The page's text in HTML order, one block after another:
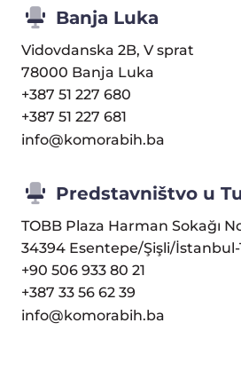
Banja Luka
Vidovdanska 2B, V sprat
78000 Banja Luka
+387 51 227 680
+387 51 227 681
info@komorabih.ba
Predstavništvo u
TOBB Plaza Harman Sokağı
34394 Esentepe/Şişli/
+90 506 933 80 21
+387 33 56 62 39
info@komorabih.ba